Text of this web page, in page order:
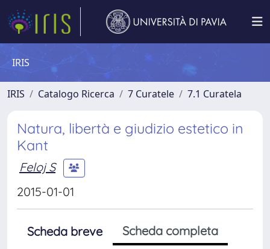
IRIS
IRIS Catalogo Ricerca 7 Curatele 7.1 Curatela
Natura, libertà e giudizio estetico in
Kant
Feloj S
2015-01-01
Scheda breve
Scheda completa